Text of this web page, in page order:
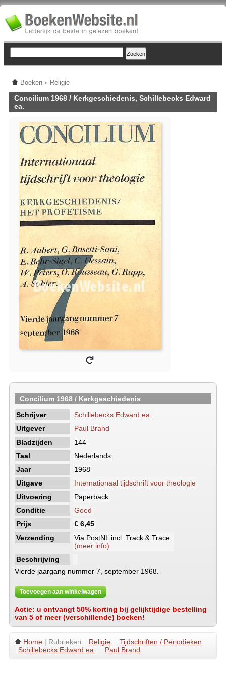
Boeken » Religie
Concilium 1968 / Kerkgeschiedenis, Schillebecks Edward
ea.
Concilium 1968 / Kerkgeschiedenis
Schrijver
Schillebecks Edward ea.
Uitgever
Paul Brand
Bladzijden
144
Taal
Nederlands
Jaar
1968
Uitgave
Internationaal tijdschrift voor theologie
Uitvoering
Paperback
Conditie
Goed
Prijs
€ 6,45
Verzending
Via PostNL incl. Track & Trace.
(meer info)
Beschrijving
Vierde jaargang nummer 7, september 1968.
Toevoegen aan winkelwagen
Actie: u ontvangt 50% korting bij gelijktijdige bestelling
van 5 of meer (verschillende) boeken!
Home | Rubrieken: Religie
Tijdschriften / Periodieken
Schillebecks Edward ea.
Paul Brand